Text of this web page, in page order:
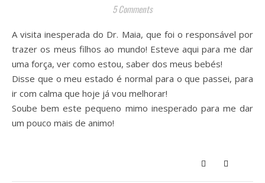
5 Comments
A visita inesperada do Dr. Maia, que foi o responsável por
trazer os meus filhos ao mundo! Esteve aqui para me dar
uma força, ver como estou, saber dos meus bebés!
Disse que o meu estado é normal para o que passei, para
ir com calma que hoje já vou melhorar!
Soube bem este pequeno mimo inesperado para me dar
um pouco mais de animo!